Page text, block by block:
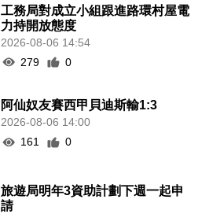
工務局對成立小組跟進路環村屋電
力持開放態度
2026-08-06 14:54
279
0
阿仙奴友賽西甲貝迪斯輸1:3
2026-08-06 14:00
161
0
旅遊局明年3資助計劃下週一起申
請